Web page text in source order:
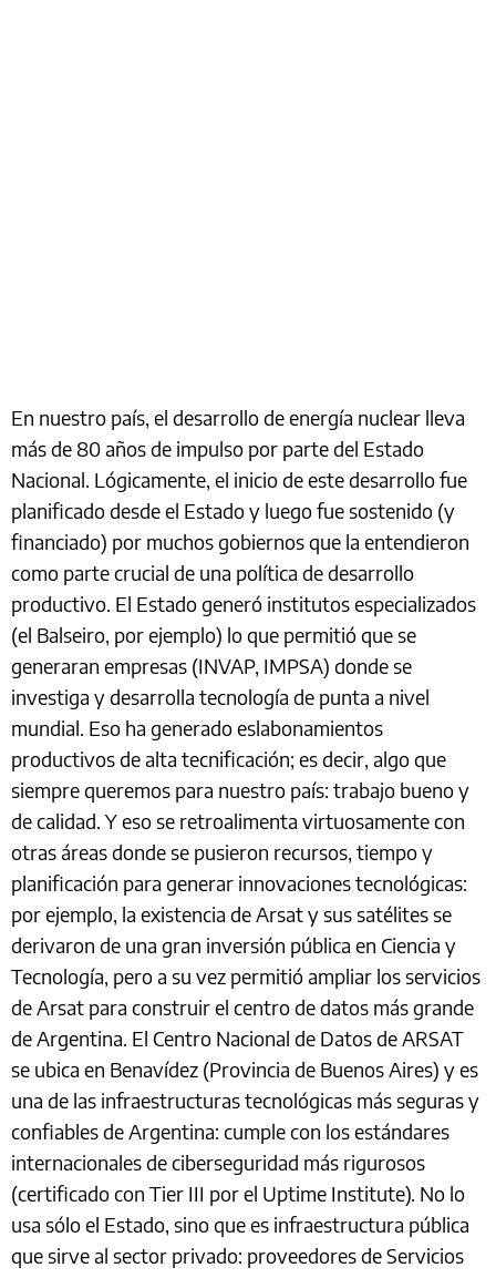
En nuestro país, el desarrollo de energía nuclear lleva
más de 80 años de impulso por parte del Estado
Nacional. Lógicamente, el inicio de este desarrollo fue
planificado desde el Estado y luego fue sostenido (y
financiado) por muchos gobiernos que la entendieron
como parte crucial de una política de desarrollo
productivo. El Estado generó institutos especializados
(el Balseiro, por ejemplo) lo que permitió que se
generaran empresas (INVAP, IMPSA) donde se
investiga y desarrolla tecnología de punta a nivel
mundial. Eso ha generado eslabonamientos
productivos de alta tecnificación; es decir, algo que
siempre queremos para nuestro país: trabajo bueno y
de calidad. Y eso se retroalimenta virtuosamente con
otras áreas donde se pusieron recursos, tiempo y
planificación para generar innovaciones tecnológicas:
por ejemplo, la existencia de Arsat y sus satélites se
derivaron de una gran inversión pública en Ciencia y
Tecnología, pero a su vez permitió ampliar los servicios
de Arsat para construir el centro de datos más grande
de Argentina. El Centro Nacional de Datos de ARSAT
se ubica en Benavídez (Provincia de Buenos Aires) y es
una de las infraestructuras tecnológicas más seguras y
confiables de Argentina: cumple con los estándares
internacionales de ciberseguridad más rigurosos
(certificado con Tier III por el Uptime Institute). No lo
usa sólo el Estado, sino que es infraestructura pública
que sirve al sector privado: proveedores de Servicios